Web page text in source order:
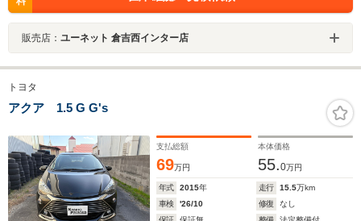
販売店： ユーネット 倉吉西インター店
トヨタ
アクア 1.5 G G's
支払総額
69万円
本体価格
55.0万円
年式 2015年 走行 15.5万km
車検
'26/10 修復
なし